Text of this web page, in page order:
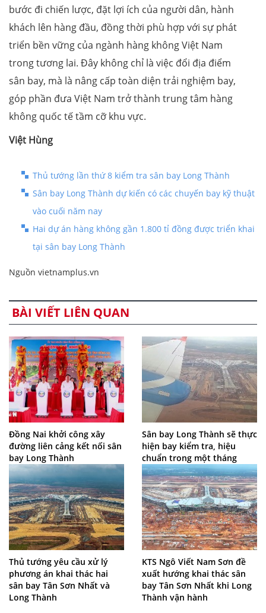
bước đi chiến lược, đặt lợi ích của người dân, hành
khách lên hàng đầu, đồng thời phù hợp với sự phát
triển bền vững của ngành hàng không Việt Nam
trong tương lai. Đây không chỉ là việc đổi địa điểm
sân bay, mà là nâng cấp toàn diện trải nghiệm bay,
góp phần đưa Việt Nam trở thành trung tâm hàng
không quốc tế tầm cỡ khu vực.
Việt Hùng
Thủ tướng lần thứ 8 kiểm tra sân bay Long Thành
Sân bay Long Thành dự kiến có các chuyến bay kỹ thuật
vào cuối năm nay
Hai dự án hàng không gần 1.800 tỉ đồng được triển khai
tại sân bay Long Thành
Nguồn vietnamplus.vn
BÀI VIẾT LIÊN QUAN
Đồng Nai khởi công xây
đường liên cảng kết nối sân
bay Long Thành
Sân bay Long Thành sẽ thực
hiện bay kiểm tra, hiệu
chuẩn trong một tháng
Thủ tướng yêu cầu xử lý
phương án khai thác hai
sân bay Tân Sơn Nhất và
Long Thành
KTS Ngô Viết Nam Sơn đề
xuất hướng khai thác sân
bay Tân Sơn Nhất khi Long
Thành vận hành